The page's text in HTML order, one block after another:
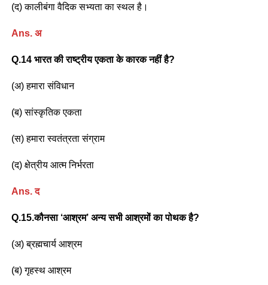
(द) कालीबंगा वैदिक सभ्यता का स्थल है।
Ans. अ
Q.14 भारत की राष्ट्रीय एकता के कारक नहीं है?
(अ) हमारा संविधान
(ब) सांस्कृतिक एकता
(स) हमारा स्वतंत्रता संग्राम
(द) क्षेत्रीय आत्म निर्भरता
Ans. द
Q.15.कौनसा ‘आश्रम’ अन्य सभी आश्रमों का पोथक है?
(अ) ब्रह्मचार्य आश्रम
(ब) गृहस्थ आश्रम